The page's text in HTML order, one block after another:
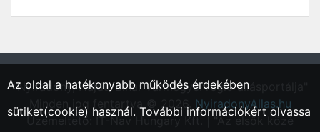
"Nyíradony, Hajdú-Bihar vármegyei régió állásportálja"
Minden jog fentartva © 2026. NyiradonyAllas.hu
Üzemeltető: IT-Nav Hungary Kft. | "Az elsők közé
Az oldal a hatékonyabb működés érdekében
sütiket(cookie) használ. További információkért olvassa